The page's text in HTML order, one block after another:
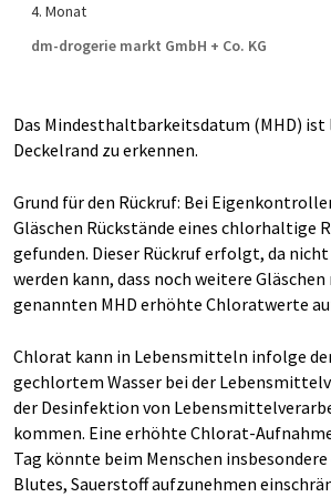
4. Monat
dm-drogerie markt GmbH + Co. KG
Das Mindest­halt­bar­keits­datum (MHD) ist
Deckel­rand zu erkennen.
Grund für den Rückruf: Bei
Gläschen Rückstände eines chlor­haltige
gefunden. Dieser Rück­ruf erfolgt, da
werden kann, dass noch weitere
genannten MHD erhöhte Chlorat­werte
Chlorat kann in Lebensmitteln infolge
gechlortem Wasser bei der
der Des­infektion von
kommen. Eine erhöhte Chlorat-
Tag könnte beim Menschen
Blutes, Sauer­stoff auf­zu­nehmen